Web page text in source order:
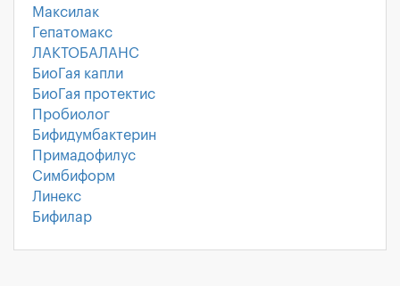
Максилак
Гепатомакс
ЛАКТОБАЛАНС
БиоГая капли
БиоГая протектис
Пробиолог
Бифидумбактерин
Примадофилус
Симбиформ
Линекс
Бифилар